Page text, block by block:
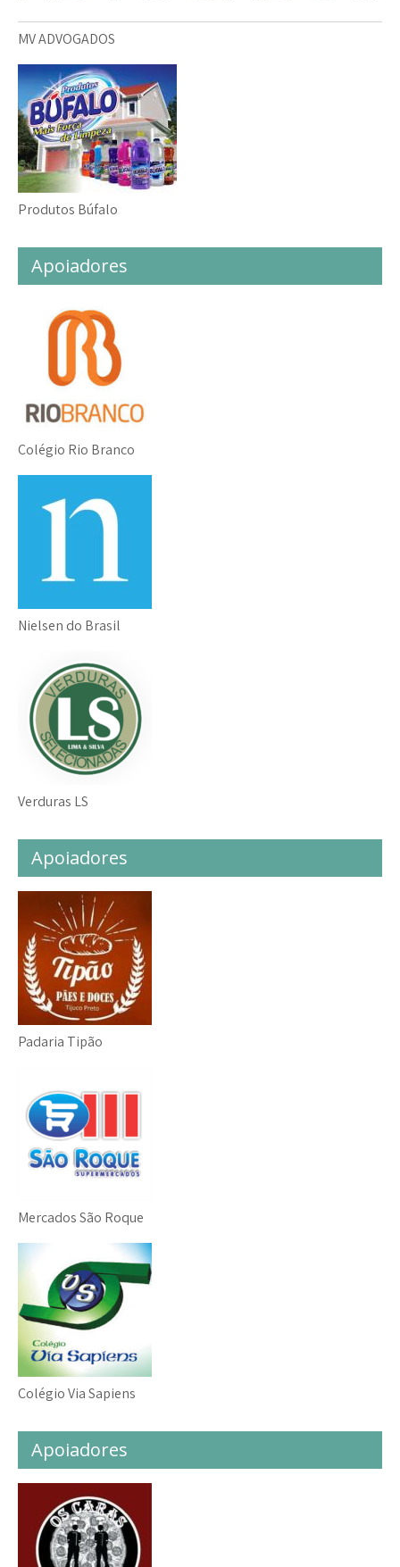
MV ADVOGADOS
Produtos Búfalo
Apoiadores
Colégio Rio Branco
Nielsen do Brasil
Verduras LS
Apoiadores
Padaria Tipão
Mercados São Roque
Colégio Via Sapiens
Apoiadores